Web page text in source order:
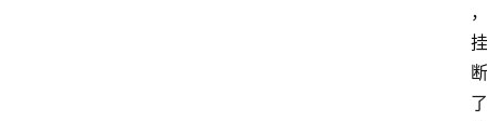
，
挂
断
了